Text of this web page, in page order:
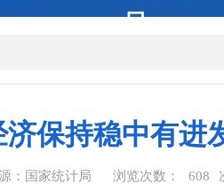
口
保持稳中有进
：国家统计局 浏览次数： 608